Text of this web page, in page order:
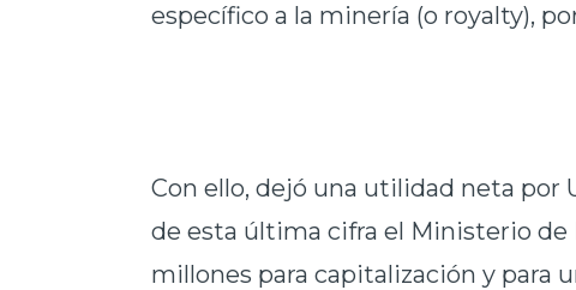
específico a la minería (o royalty),
Con ello, dejó una utilidad neta por
de esta última cifra el Ministerio de
millones para capitalización y para